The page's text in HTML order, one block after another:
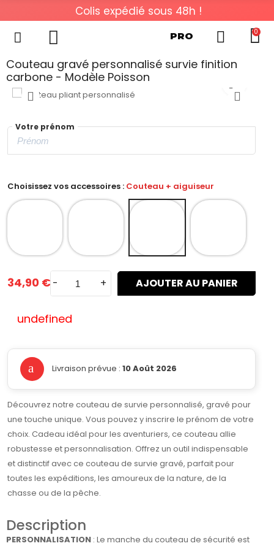
Colis expédié sous 48h !
PRO 0
Couteau gravé personnalisé survie finition
carbone - Modèle Poisson
Votre prénom
Choisissez vos accessoires : Couteau + aiguiseur
34,90 € - + AJOUTER AU PANIER
undefined
Livraison prévue : 10 Août 2026
Découvrez notre couteau de survie personnalisé, gravé pour
une touche unique. Vous pouvez y inscrire le prénom de votre
choix. Cadeau idéal pour les aventuriers, ce couteau allie
robustesse et personnalisation. Offrez un outil indispensable
et distinctif avec ce couteau de survie gravé, parfait pour
toutes les expéditions, les amoureux de la nature, de la
chasse ou de la pêche.
Description
PERSONNALISATION : Le manche du couteau de sécurité est